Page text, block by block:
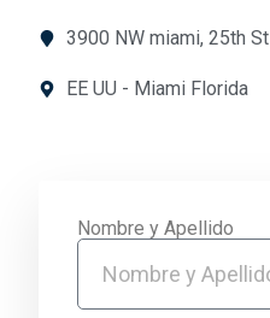
3900 NW miami, 25th St
EE UU - Miami Florida
Nombre y Apellido